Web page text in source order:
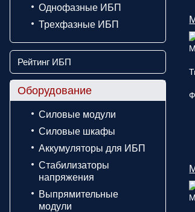
Однофазные ИБП
Трехфазные ИБП
Рейтинг ИБП
Оборудование
Силовые модули
Силовые шкафы
Аккумуляторы для ИБП
Стабилизаторы
напряжения
Выпрямительные
модули